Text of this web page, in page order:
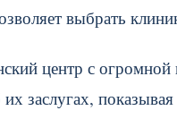
выбрать
центр с огромной
заслугах,